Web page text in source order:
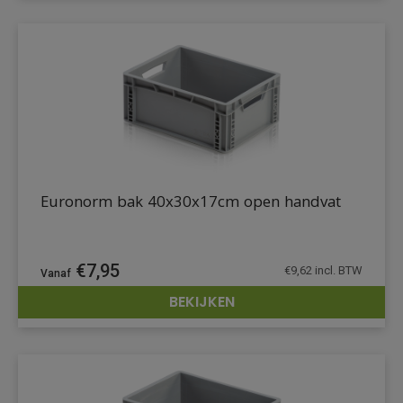
DETAILS
Euronorm bak 40x30x17cm open handvat
€7,95 €9,62 incl. BTW
BEKIJKEN